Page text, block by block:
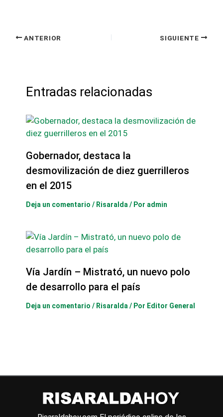
ANTERIOR SIGUIENTE
Entradas relacionadas
Gobernador, destaca la
desmovilización de diez guerrilleros
en el 2015
Deja un comentario / Risaralda/ Por admin
Vía Jardín – Mistrató, un nuevo polo
de desarrollo para el país
Deja un comentario / Risaralda/ Por Editor General